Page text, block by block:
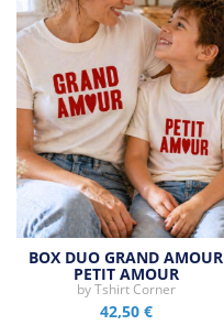
BOX DUO GRAND AMOUR
PETIT AMOUR
byTshirt Corner
42,50 €